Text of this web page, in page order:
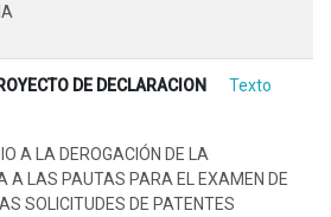
DE DECLARACION
Texto
A LA DEROGACIÓN DE LA
A LAS PAUTAS PARA EL EXAMEN DE
SOLICITUDES DE PATENTES